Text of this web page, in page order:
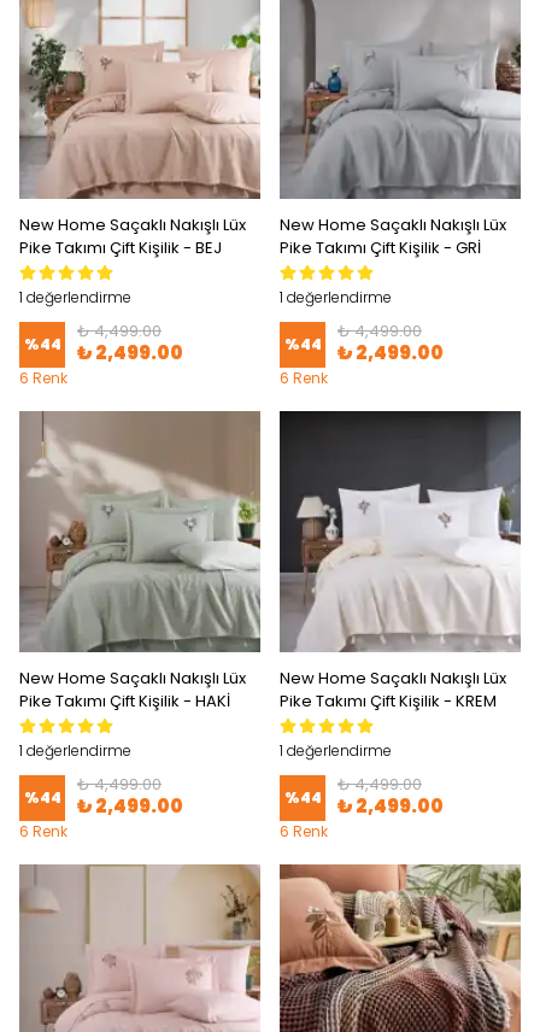
New Home Saçaklı Nakışlı Lüx
Pike Takımı Çift Kişilik - BEJ
1 değerlendirme
%44
₺ 4,499.00
₺ 2,499.00
6 Renk
New Home Saçaklı Nakışlı Lüx
Pike Takımı Çift Kişilik - GRİ
1 değerlendirme
%44
₺ 4,499.00
₺ 2,499.00
6 Renk
New Home Saçaklı Nakışlı Lüx
Pike Takımı Çift Kişilik - HAKİ
1 değerlendirme
%44
₺ 4,499.00
₺ 2,499.00
6 Renk
New Home Saçaklı Nakışlı Lüx
Pike Takımı Çift Kişilik - KREM
1 değerlendirme
%44
₺ 4,499.00
₺ 2,499.00
6 Renk